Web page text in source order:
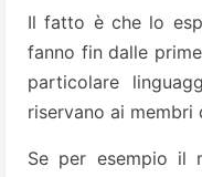
Il fatto è che lo
fanno fin dalle
particolare
riservano ai
Se per esempio il